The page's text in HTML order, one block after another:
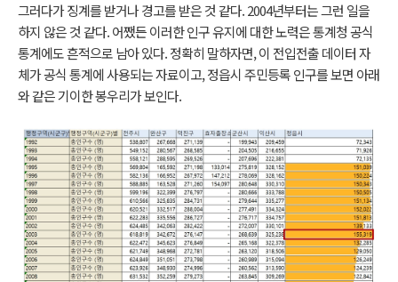
그러다가 징계를 받거나 경고를 받은 것 같다. 2004년부터는 그런 일을
하지 않은 것 같다. 어쨌든 이러한 인구 유지에 대한 노력은 통계청 공식
통계에도 흔적으로 남아 있다. 정확히 말하자면, 이 전입전출 데이터 자
체가 공식 통계에 사용되는 자료이고, 정읍시 주민등록 인구를 보면 아래
와 같은 기이한 봉우리가 보인다.